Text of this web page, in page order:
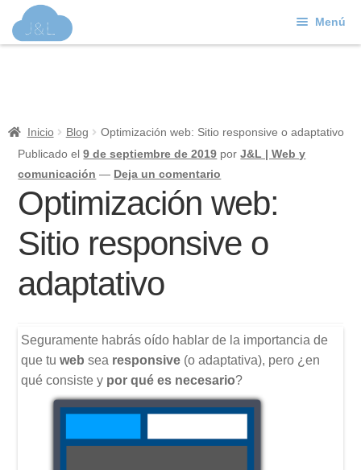
a
al
Menú
Contacto
Soporte
Inicio Blog
Optimización web: Sitio responsive o adaptativo
Publicado el9 de septiembre de 2019 porJ&L | Web y
comunicación — Deja un comentario
Optimización web:
Sitio responsive o
adaptativo
Seguramente habrás oído hablar de la importancia de
que tuweb sea responsive (o adaptativa), pero ¿en
qué consiste y por qué es necesario?